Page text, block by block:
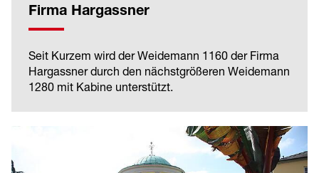
Firma Hargassner
Seit Kurzem wird der Weidemann 1160 der Firma
Hargassner durch den nächstgrößeren Weidemann
1280 mit Kabine unterstützt.